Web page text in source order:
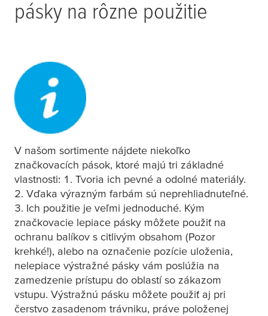
pásky na rôzne použitie
V našom sortimente nájdete niekoľko
značkovacích pások, ktoré majú tri základné
vlastnosti: 1. Tvoria ich pevné a odolné materiály.
2. Vďaka výrazným farbám sú neprehliadnuteľné.
3. Ich použitie je veľmi jednoduché. Kým
značkovacie lepiace pásky môžete použiť na
ochranu balíkov s citlivým obsahom (Pozor
krehké!), alebo na označenie pozície uloženia,
nelepiace výstražné pásky vám poslúžia na
zamedzenie prístupu do oblastí so zákazom
vstupu. Výstražnú pásku môžete použiť aj pri
čerstvo zasadenom trávniku, práve položenej